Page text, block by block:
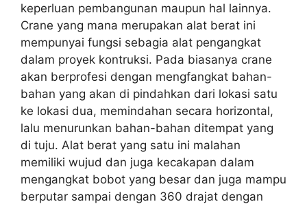
keperluan pembangunan maupun hal lainnya.
Crane yang mana merupakan alat berat ini
mempunyai fungsi sebagia alat pengangkat
dalam proyek kontruksi. Pada biasanya crane
akan berprofesi dengan mengfangkat bahan-
bahan yang akan di pindahkan dari lokasi satu
ke lokasi dua, memindahan secara horizontal,
lalu menurunkan bahan-bahan ditempat yang
di tuju. Alat berat yang satu ini malahan
memiliki wujud dan juga kecakapan dalam
mengangkat bobot yang besar dan juga mampu
berputar sampai dengan 360 drajat dengan